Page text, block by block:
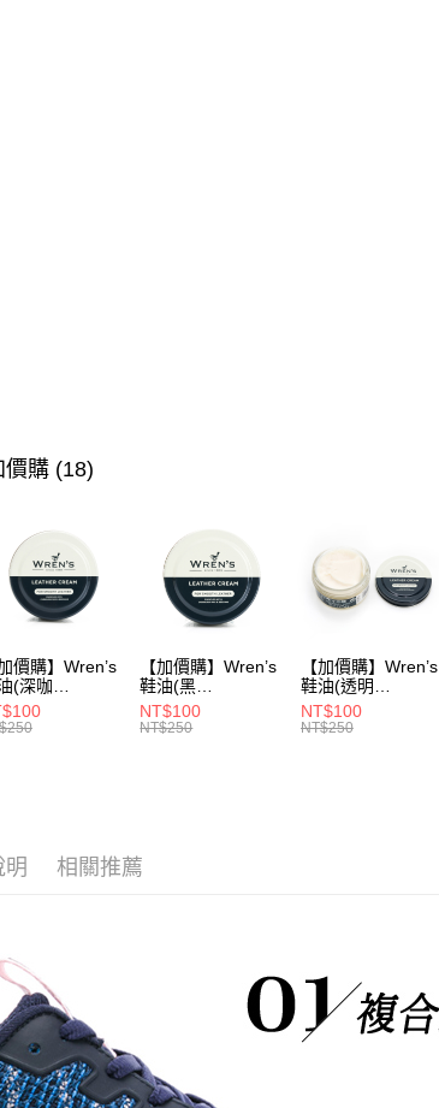
價購 (18)
價購】Wren’s
(深咖
【加價購】Wren’s
鞋油(黑
289105130)
NT$100
NT$250
【加價購】Wren’s
鞋油(透明
289105140)
NT$100
NT$250
明 相關推薦